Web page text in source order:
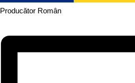
Producător Român